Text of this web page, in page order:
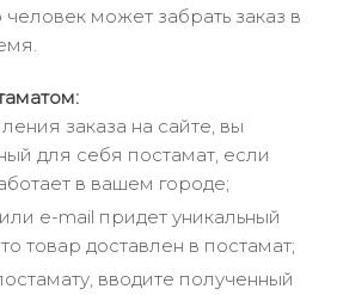
человек может забрать заказ в
заказа на сайте, вы
для себя постамат, если
в вашем городе;
e-mail придет уникальный
товар доставлен в постамат;
вводите полученный